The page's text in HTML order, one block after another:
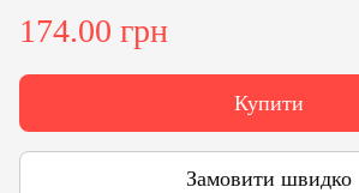
174.00 грн
Купити
Замовити швидко